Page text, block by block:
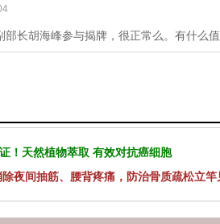
部长胡海峰参与揭牌，很正常么。有什么
！天然植物萃取 有效对抗癌细胞
夜间抽筋、腰背疼痛，防治骨质疏松立竿